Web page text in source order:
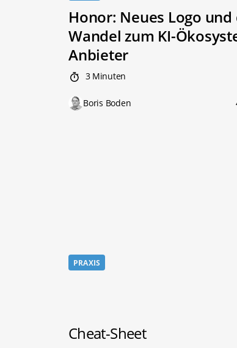
Honor: Neues Logo und
Wandel zum KI-
Anbieter
3 Minuten
Boris Boden
PRAXIS
Cheat-Sheet